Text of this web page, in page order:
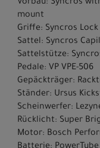
Vorbau: Syncros
mount
Griffe: Syncros Lock
Sattel: Syncros
Sattelstütze:
Pedale: VP VPE-506
Gepäckträger:
Ständer: Ursus
Scheinwerfer:
Rücklicht: Super
Motor: Bosch